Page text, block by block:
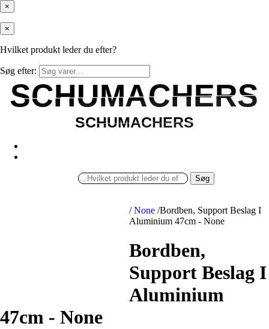
×
×
Hvilket produkt leder du efter?
Søg efter:
SCHUMACHERS
SCHUMACHERS
SCHUMACHERS
SCHUMACHERS
Søg
/ None /Bordben, Support Beslag I
Aluminium 47cm - None
Bordben,
Support Beslag I
Aluminium
47cm - None